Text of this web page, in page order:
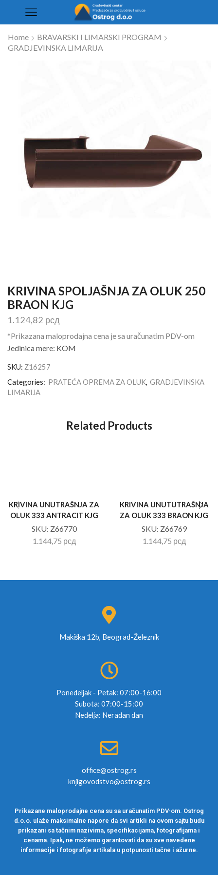
Home
BRAVARSKI I LIMARSKI PROGRAM
GRADJEVINSKA LIMARIJA
KRIVINA SPOLJAŠNJA ZA OLUK 250
BRAON KJG
1.124,82 рсд
*Prikazana maloprodajna cena je sa uračunatim PDV-om
Jedinica mere: KOM
SKU: Z16257
Categories: PRATEĆA OPREMA ZA OLUK, GRADJEVINSKA
LIMARIJA
Related Products
KRIVINA UNUTRAŠNJA ZA
OLUK 333 ANTRACIT KJG
SKU: Z66770
1.144,75 рсд
KRIVINA UNUTUTRAŠNJA
ZA OLUK 333 BRAON KJG
SKU: Z66769
1.144,75 рсд
Makiška 12b, Beograd-Železnik
Ponedeljak - Petak: 07:00-16:00
Subota: 07:00-15:00
Nedelja: Neradan dan
office@ostrog.rs
knjigovodstvo@ostrog.rs
Prikazane maloprodajne cena su sa uračunatim PDV-om. Ostrog
d.o.o. ulaže maksimalne napore da svi artikli na ovom sajtu budu
prikazani sa tačnim nazivima, specifikacijama, fotografijama i
cenama. Ipak, ne možemo garantovati da su sve navedene
informacije i fotografije artikala u potpunosti tačne i ažurne.